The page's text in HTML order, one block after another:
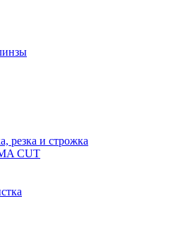
резка и строжка
CUT